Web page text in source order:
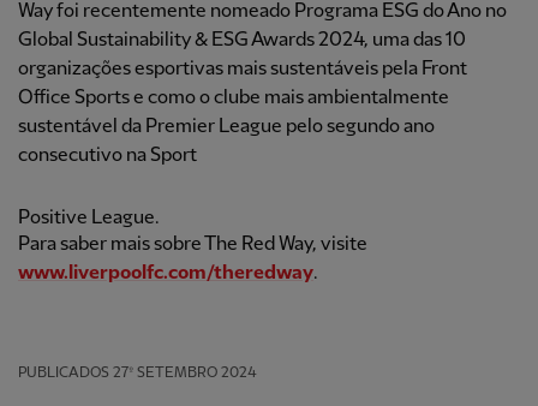
Way foi recentemente nomeado Programa ESG do Ano no
Global Sustainability & ESG Awards 2024, uma das 10
organizações esportivas mais sustentáveis pela Front
Office Sports e como o clube mais ambientalmente
sustentável da Premier League pelo segundo ano
consecutivo na Sport
Positive League.
Para saber mais sobre The Red Way, visite
www.liverpoolfc.com/theredway.
PUBLICADOS 27º SETEMBRO 2024